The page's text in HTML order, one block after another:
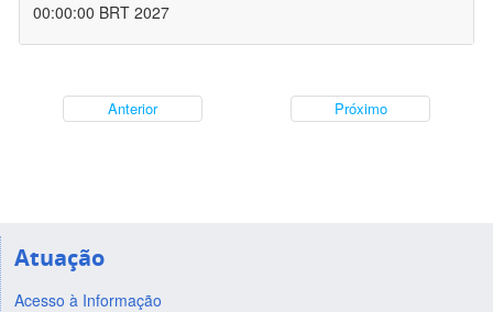
00:00:00 BRT 2027
Anterior Próximo
Atuação
Acesso à Informação